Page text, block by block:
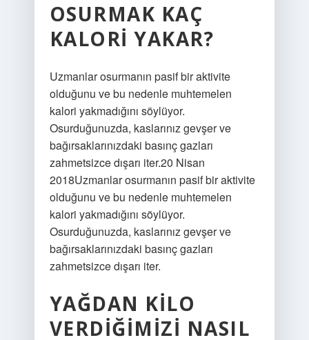
OSURMAK KAÇ
KALORI YAKAR?
Uzmanlar osurmanın pasif bir aktivite
olduğunu ve bu nedenle muhtemelen
kalori yakmadığını söylüyor.
Osurduğunuzda, kaslarınız gevşer ve
bağırsaklarınızdaki basınç gazları
zahmetsizce dışarı iter.20 Nisan
2018Uzmanlar osurmanın pasif bir aktivite
olduğunu ve bu nedenle muhtemelen
kalori yakmadığını söylüyor.
Osurduğunuzda, kaslarınız gevşer ve
bağırsaklarınızdaki basınç gazları
zahmetsizce dışarı iter.
YAĞDAN KILO
VERDIĞIMIZI NASIL